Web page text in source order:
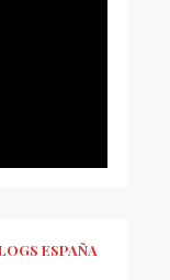
ESPAÑA